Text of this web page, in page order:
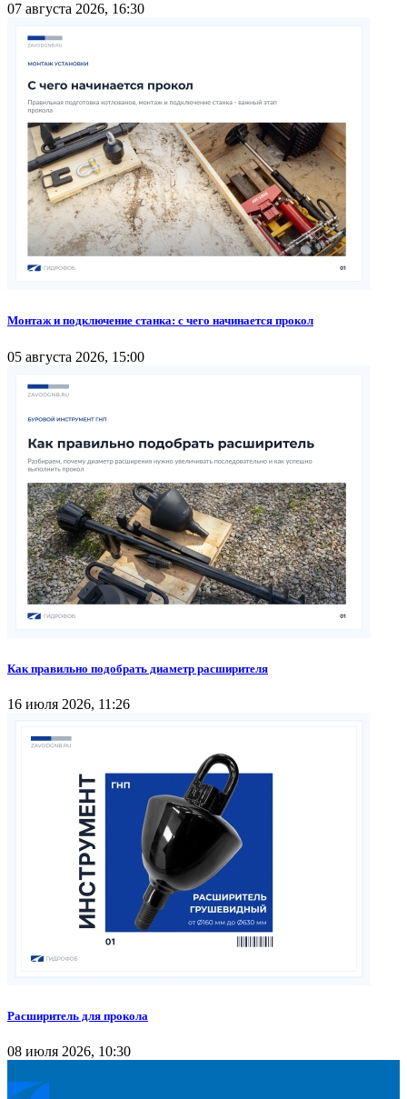
07 августа 2026, 16:30
Монтаж и подключение станка: с чего начинается прокол
05 августа 2026, 15:00
Как правильно подобрать диаметр расширителя
16 июля 2026, 11:26
Расширитель для прокола
08 июля 2026, 10:30